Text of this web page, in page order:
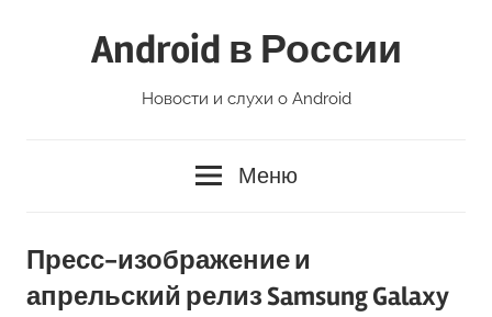
Android в России
Новости и слухи о Android
Меню
Пресс-изображение и
апрельский релиз Samsung Galaxy